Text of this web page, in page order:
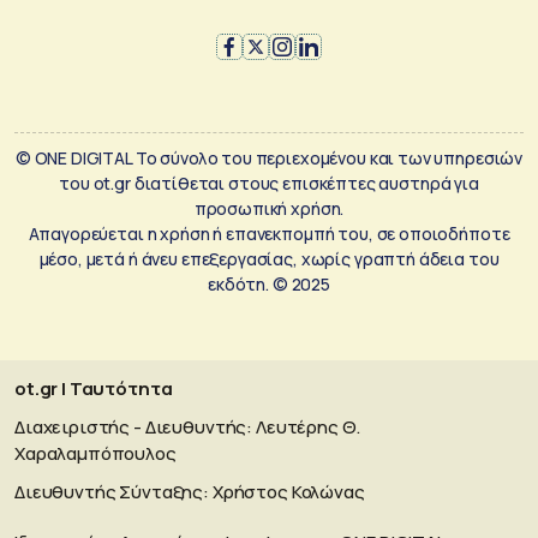
© ONE DIGITAL Το σύνολο του περιεχομένου και των υπηρεσιών
του ot.gr διατίθεται στους επισκέπτες αυστηρά για
προσωπική χρήση.
Απαγορεύεται η χρήση ή επανεκπομπή του, σε οποιοδήποτε
μέσο, μετά ή άνευ επεξεργασίας, χωρίς γραπτή άδεια του
εκδότη. © 2025
ot.gr | Ταυτότητα
Διαχειριστής - Διευθυντής: Λευτέρης Θ.
Χαραλαμπόπουλος
Διευθυντής Σύνταξης: Χρήστος Κολώνας